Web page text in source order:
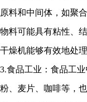
原料和中间体，如聚
物料可能具有粘性、
干燥机能够有效地处理
3.食品工业：食品工
粉、麦片、咖啡等，